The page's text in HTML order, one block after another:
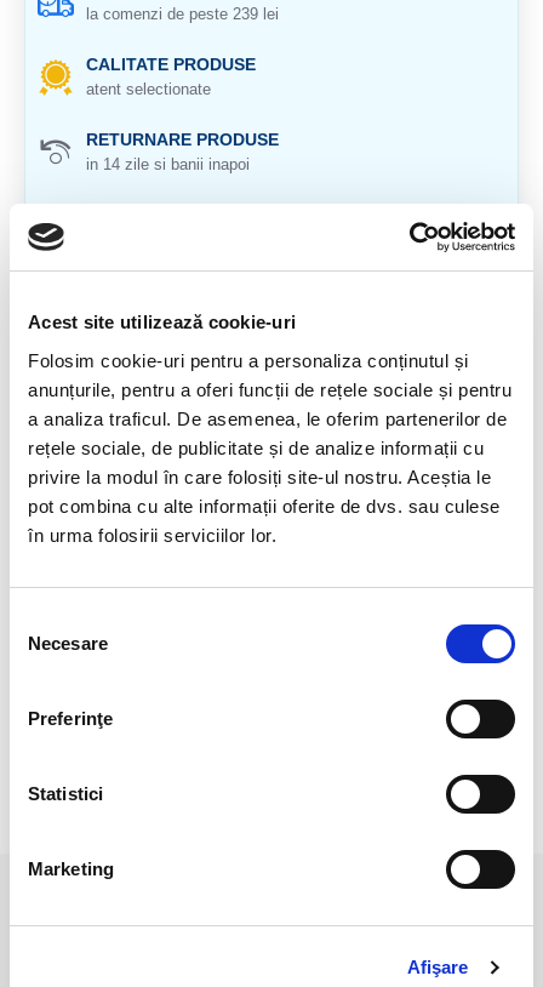
Acest site utilizează cookie-uri
Folosim cookie-uri pentru a personaliza conținutul și
anunțurile, pentru a oferi funcții de rețele sociale și pentru
a analiza traficul. De asemenea, le oferim partenerilor de
rețele sociale, de publicitate și de analize informații cu
privire la modul în care folosiți site-ul nostru. Aceștia le
pot combina cu alte informații oferite de dvs. sau culese
în urma folosirii serviciilor lor.
consimțământului
Necesare
Preferinţe
Statistici
Marketing
Afişare
la comenzi de peste 239 lei
CALITATE PRODUSE
atent selectionate
RETURNARE PRODUSE
in 14 zile si banii inapoi
Origine: Brazilia
Piatra semipretioasa naturala, dar vopsita
Cristal Unicat. Veti primi exact produsul din imagine.
Pozele sunt realizate cu aparat profesionist sub lumina alba.
dispozitivului (mobilului/ tabletei/ laptopului) dumneavoastra.